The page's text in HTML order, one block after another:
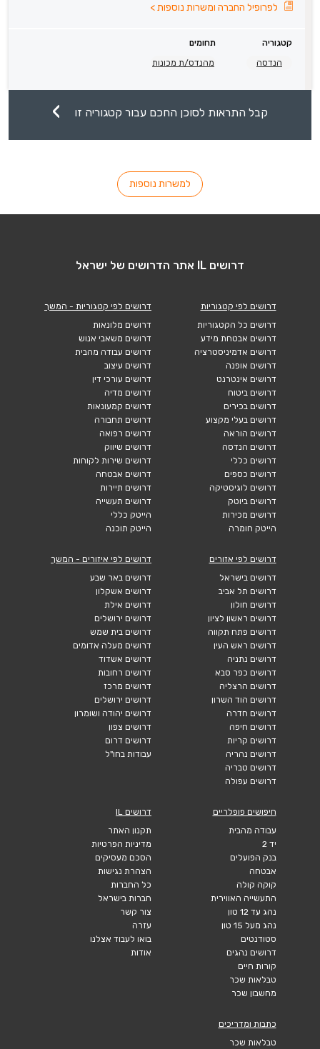
לפרופיל החברה ומשרות נוספות>
קטגוריה
תחומים
הנדסה
מהנדס/ת מכונות
קבל התראות לסוכן החכם עבור קטגוריה זו
למשרות נוספות
דרושים IL אתר הדרושים של ישראל
דרושים לפי קטגוריות
דרושים כל הקטגוריות
דרושים אבטחת מידע
דרושים אדמיניסטרציה
דרושים אופנה
דרושים אינטרנט
דרושים ביטוח
דרושים בכירים
דרושים בעלי מקצוע
דרושים הוראה
דרושים הנדסה
דרושים כללי
דרושים כספים
דרושים לוגיסטיקה
דרושים ביוטק
דרושים מכירות
הייטק חומרה
דרושים לפי קטגוריות - המשך
דרושים מלונאות
דרושים משאבי אנוש
דרושים עבודה מהבית
דרושים עיצוב
דרושים עורכי דין
דרושים מדיה
דרושים קמעונאות
דרושים תחבורה
דרושים רפואה
דרושים שיווק
דרושים שירות לקוחות
דרושים אבטחה
דרושים תיירות
דרושים תעשייה
הייטק כללי
הייטק תוכנה
דרושים לפי אזורים
דרושים בישראל
דרושים תל אביב
דרושים חולון
דרושים ראשון לציון
דרושים פתח תקווה
דרושים ראש העין
דרושים נתניה
דרושים כפר סבא
דרושים הרצליה
דרושים הוד השרון
דרושים חדרה
דרושים חיפה
דרושים קריות
דרושים נהריה
דרושים טבריה
דרושים עפולה
דרושים לפי איזורים - המשך
דרושים באר שבע
דרושים אשקלון
דרושים אילת
דרושים ירושלים
דרושים בית שמש
דרושים מעלה אדומים
דרושים אשדוד
דרושים רחובות
דרושים מרכז
דרושים ירושלים
דרושים יהודה ושומרון
דרושים צפון
דרושים דרום
עבודות בחו"ל
חיפושים פופלריים
עבודה מהבית
יד 2
בנק הפועלים
אבטחה
קוקה קולה
התעשייה האווירית
נהג עד 12 טון
נהג מעל 15 טון
סטודנטים
דרושים נהגים
קורות חיים
טבלאות שכר
מחשבון שכר
דרושים IL
תקנון האתר
מדיניות הפרטיות
הסכם מעסיקים
הצהרת נגישות
כל החברות
חברות בישראל
צור קשר
עזרה
בואו לעבוד אצלנו
אודות
כתבות ומדריכים
טבלאות שכר